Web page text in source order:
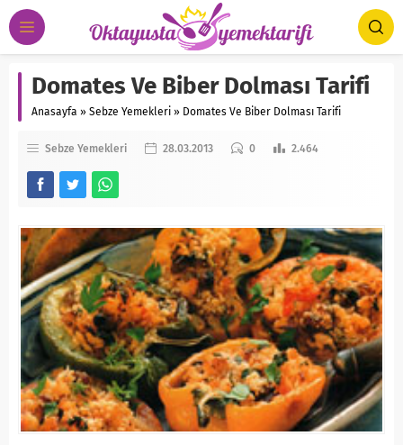
Domates Ve Biber Dolması Tarifi
Anasayfa » Sebze Yemekleri » Domates Ve Biber Dolması Tarifi
Sebze Yemekleri 28.03.2013 0 2.464